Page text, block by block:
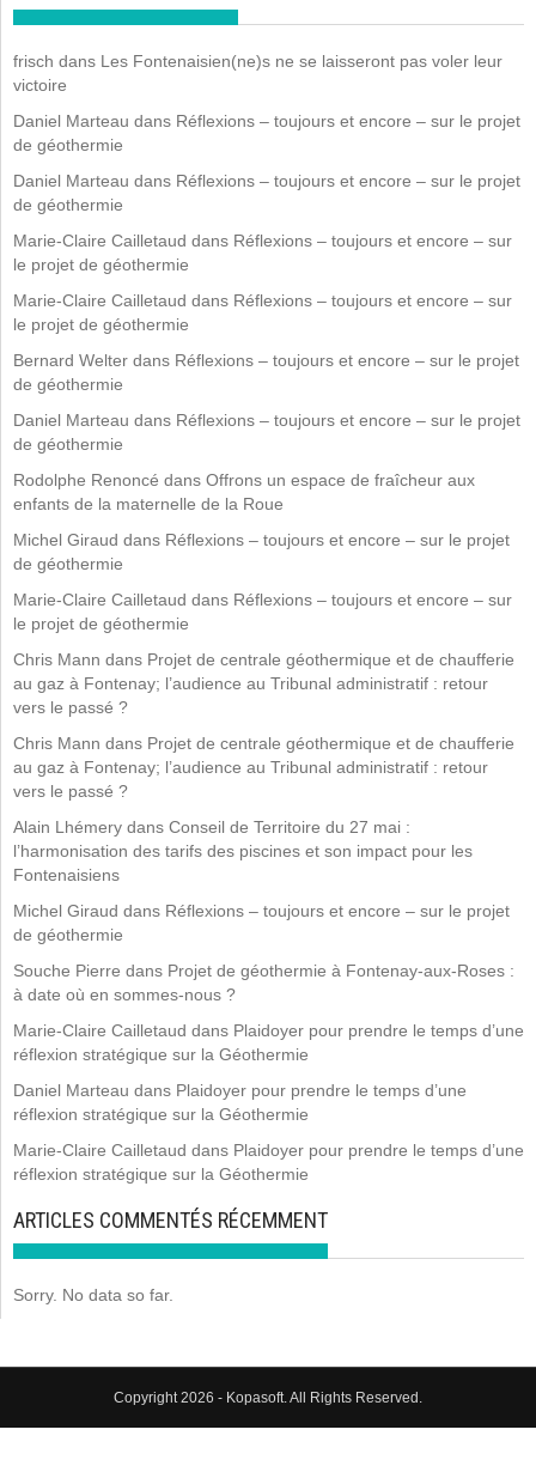
frisch dans Les Fontenaisien(ne)s ne se laisseront pas voler leur
victoire
Daniel Marteau dans Réflexions – toujours et encore – sur le projet
de géothermie
Daniel Marteau dans Réflexions – toujours et encore – sur le projet
de géothermie
Marie-Claire Cailletaud dans Réflexions – toujours et encore – sur
le projet de géothermie
Marie-Claire Cailletaud dans Réflexions – toujours et encore – sur
le projet de géothermie
Bernard Welter dans Réflexions – toujours et encore – sur le projet
de géothermie
Daniel Marteau dans Réflexions – toujours et encore – sur le projet
de géothermie
Rodolphe Renoncé dans Offrons un espace de fraîcheur aux
enfants de la maternelle de la Roue
Michel Giraud dans Réflexions – toujours et encore – sur le projet
de géothermie
Marie-Claire Cailletaud dans Réflexions – toujours et encore – sur
le projet de géothermie
Chris Mann dans Projet de centrale géothermique et de chaufferie
au gaz à Fontenay; l’audience au Tribunal administratif : retour
vers le passé ?
Chris Mann dans Projet de centrale géothermique et de chaufferie
au gaz à Fontenay; l’audience au Tribunal administratif : retour
vers le passé ?
Alain Lhémery dans Conseil de Territoire du 27 mai :
l’harmonisation des tarifs des piscines et son impact pour les
Fontenaisiens
Michel Giraud dans Réflexions – toujours et encore – sur le projet
de géothermie
Souche Pierre dans Projet de géothermie à Fontenay-aux-Roses :
à date où en sommes-nous ?
Marie-Claire Cailletaud dans Plaidoyer pour prendre le temps d’une
réflexion stratégique sur la Géothermie
Daniel Marteau dans Plaidoyer pour prendre le temps d’une
réflexion stratégique sur la Géothermie
Marie-Claire Cailletaud dans Plaidoyer pour prendre le temps d’une
réflexion stratégique sur la Géothermie
ARTICLES COMMENTÉS RÉCEMMENT
Sorry. No data so far.
Copyright 2026 - Kopasoft. All Rights Reserved.